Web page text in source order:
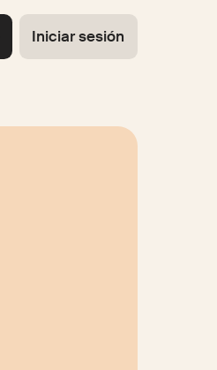
Iniciar sesión